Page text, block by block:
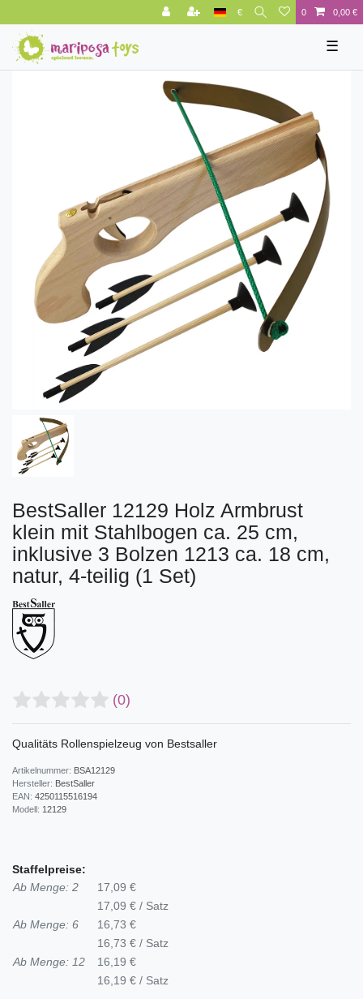
€ 0 0,00 €
☰
BestSaller 12129 Holz Armbrust
klein mit Stahlbogen ca. 25 cm,
inklusive 3 Bolzen 1213 ca. 18 cm,
natur, 4-teilig (1 Set)
(0)
Qualitäts Rollenspielzeug von Bestsaller
Artikelnummer: BSA12129
Hersteller: BestSaller
EAN: 4250115516194
Modell: 12129
Staffelpreise:
Ab Menge: 2
17,09 €
17,09 € / Satz
Ab Menge: 6
16,73 €
16,73 € / Satz
Ab Menge: 12
16,19 €
16,19 € / Satz